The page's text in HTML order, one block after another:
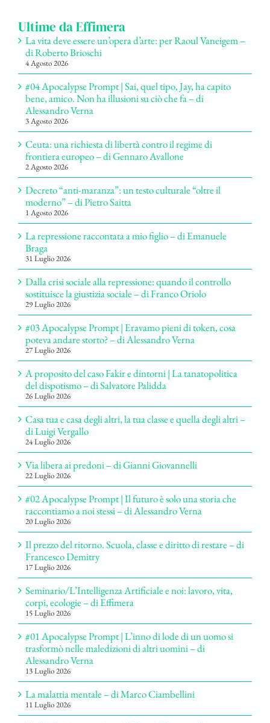
Ultime da Effimera
La vita deve essere un’opera d’arte: per Raoul Vaneigem –
di Roberto Brioschi
4 Agosto 2026
#04 Apocalypse Prompt | Sai, quel tipo, Jay, ha capito
bene, amico. Non ha illusioni su ciò che fa – di
Alessandro Verna
3 Agosto 2026
Ceuta: una richiesta di libertà contro il regime di
frontiera europeo – di Gennaro Avallone
2 Agosto 2026
Decreto “anti-maranza”: un testo culturale “oltre il
moderno” – di Pietro Saitta
1 Agosto 2026
La repressione raccontata a mio figlio – di Emanuele
Braga
31 Luglio 2026
Dalla crisi sociale alla repressione: quando il controllo
sostituisce la giustizia sociale – di Franco Oriolo
29 Luglio 2026
#03 Apocalypse Prompt | Eravamo pieni di token, cosa
poteva andare storto? – di Alessandro Verna
27 Luglio 2026
A proposito del caso Fakir e dintorni | La tanatopolitica
del dispotismo – di Salvatore Palidda
26 Luglio 2026
Casa tua e casa degli altri, la tua classe e quella degli altri –
di Luigi Vergallo
24 Luglio 2026
Via libera ai predoni – di Gianni Giovannelli
22 Luglio 2026
#02 Apocalypse Prompt | Il futuro è solo una storia che
raccontiamo a noi stessi – di Alessandro Verna
20 Luglio 2026
Il prezzo del ritorno. Scuola, classe e diritto di restare – di
Francesco Demitry
17 Luglio 2026
Seminario/L’Intelligenza Artificiale e noi: lavoro, vita,
corpi, ecologie – di Effimera
15 Luglio 2026
#01 Apocalypse Prompt | L’inno di lode di un uomo si
trasformò nelle maledizioni di altri uomini – di
Alessandro Verna
13 Luglio 2026
La malattia mentale – di Marco Ciambellini
11 Luglio 2026